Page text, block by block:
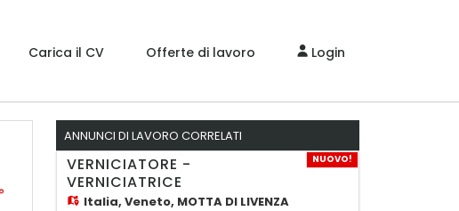
Carica il CV Offerte di lavoro Login
ANNUNCI DI LAVORO CORRELATI
NUOVO!
VERNICIATORE -
VERNICIATRICE
Italia, Veneto, MOTTA DI LIVENZA